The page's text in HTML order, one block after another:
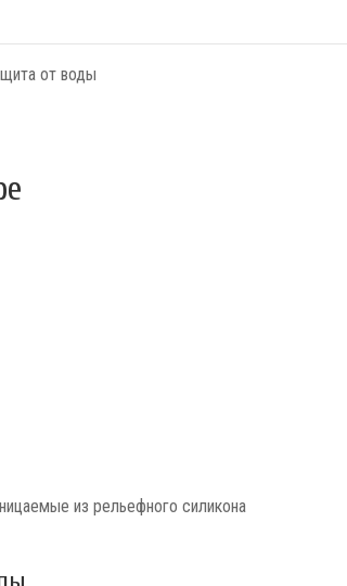
от воды
из рельефного силикона